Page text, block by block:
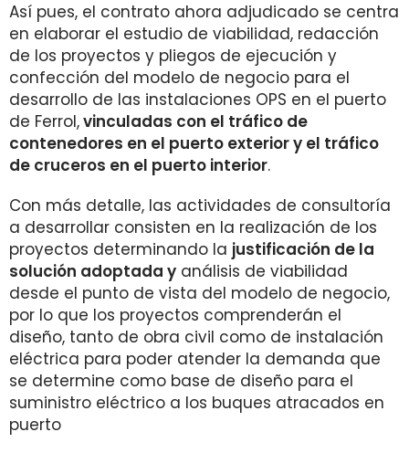
Así pues, el contrato ahora adjudicado se centra
en elaborar el estudio de viabilidad, redacción
de los proyectos y pliegos de ejecución y
confección del modelo de negocio para el
desarrollo de las instalaciones OPS en el puerto
de Ferrol,vinculadas con el tráfico de
contenedores en el puerto exterior y el tráfico
de cruceros en el puerto interior.
Con más detalle, las actividades de consultoría
a desarrollar consisten en la realización de los
proyectos determinando la justificación de la
solución adoptada y análisis de viabilidad
desde el punto de vista del modelo de negocio,
por lo que los proyectos comprenderán el
diseño, tanto de obra civil como de instalación
eléctrica para poder atender la demanda que
se determine como base de diseño para el
suministro eléctrico a los buques atracados en
puerto